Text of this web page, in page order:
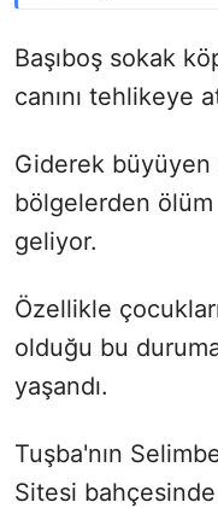
Başıboş sokak
canını tehlikeye
Giderek
bölgelerden ölüm
geliyor.
Özellikle
olduğu bu
yaşandı.
Tuşba'nın
Sitesi